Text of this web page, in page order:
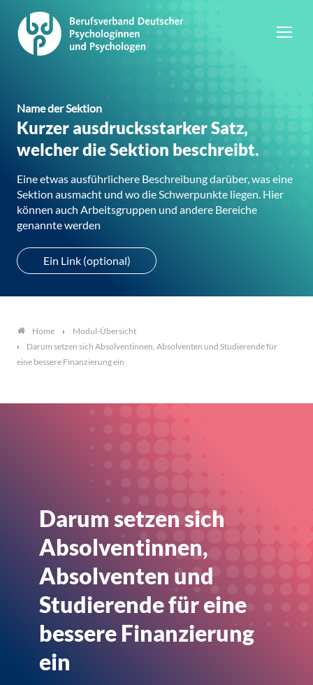
Name der Sektion
Kurzer ausdrucksstarker Satz,
welcher die Sektion beschreibt.
Eine etwas ausführlichere Beschreibung darüber, was eine
Sektion ausmacht und wo die Schwerpunkte liegen. Hier
können auch Arbeitsgruppen und andere Bereiche
genannte werden
Ein Link (optional)
Home
Modul-Übersicht
Darum setzen sich Absolventinnen, Absolventen und Studierende für
eine bessere Finanzierung ein
Darum setzen sich
Absolventinnen,
Absolventen und
Studierende für eine
bessere Finanzierung
ein